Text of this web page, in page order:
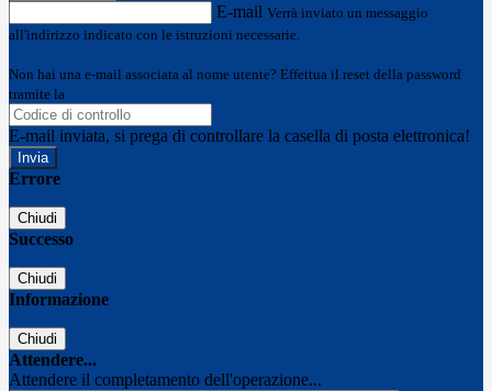
E-mail Verrà inviato un messaggio
all'indirizzo indicato con le istruzioni necessarie.
Non hai una e-mail associata al nome utente? Effettua il reset della password
tramite la
E-mail inviata, si prega di controllare la casella di posta elettronica!
Errore
Chiudi
Successo
Chiudi
Informazione
Chiudi
Attendere...
Attendere il completamento dell'operazione...